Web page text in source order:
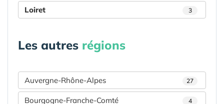
Loiret 3
Les autres régions
Auvergne-Rhône-Alpes 27
Bourgogne-Franche-Comté 4